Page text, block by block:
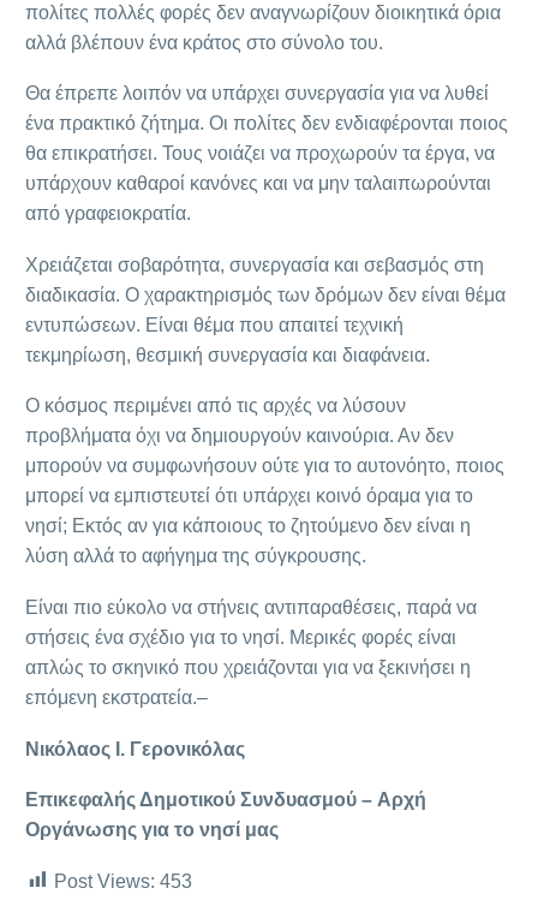
πολίτες πολλές φορές δεν αναγνωρίζουν διοικητικά όρια
αλλά βλέπουν ένα κράτος στο σύνολο του.
Θα έπρεπε λοιπόν να υπάρχει συνεργασία για να λυθεί
ένα πρακτικό ζήτημα. Οι πολίτες δεν ενδιαφέρονται ποιος
θα επικρατήσει. Τους νοιάζει να προχωρούν τα έργα, να
υπάρχουν καθαροί κανόνες και να μην ταλαιπωρούνται
από γραφειοκρατία.
Χρειάζεται σοβαρότητα, συνεργασία και σεβασμός στη
διαδικασία. Ο χαρακτηρισμός των δρόμων δεν είναι θέμα
εντυπώσεων. Είναι θέμα που απαιτεί τεχνική
τεκμηρίωση, θεσμική συνεργασία και διαφάνεια.
Ο κόσμος περιμένει από τις αρχές να λύσουν
προβλήματα όχι να δημιουργούν καινούρια. Αν δεν
μπορούν να συμφωνήσουν ούτε για το αυτονόητο, ποιος
μπορεί να εμπιστευτεί ότι υπάρχει κοινό όραμα για το
νησί; Εκτός αν για κάποιους το ζητούμενο δεν είναι η
λύση αλλά το αφήγημα της σύγκρουσης.
Είναι πιο εύκολο να στήνεις αντιπαραθέσεις, παρά να
στήσεις ένα σχέδιο για το νησί. Μερικές φορές είναι
απλώς το σκηνικό που χρειάζονται για να ξεκινήσει η
επόμενη εκστρατεία.–
Νικόλαος Ι. Γερονικόλας
Επικεφαλής Δημοτικού Συνδυασμού – Αρχή
Οργάνωσης για το νησί μας
Post Views: 453